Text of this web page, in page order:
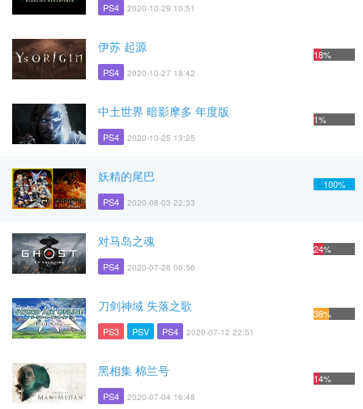
PS4 2020-10-29 10:51
伊苏 起源
PS4 2020-10-27 18:42
18%
中土世界 暗影摩多 年度版
PS4 2020-10-25 13:25
1%
妖精的尾巴
PS4 2020-08-03 22:33
100%
对马岛之魂
PS4 2020-07-28 00:56
24%
刀剑神域 失落之歌
PS3 PSV PS4 2020-07-12 22:51
38%
黑相集 棉兰号
PS4 2020-07-04 16:48
14%